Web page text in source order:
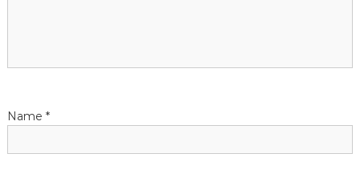
o
Name *